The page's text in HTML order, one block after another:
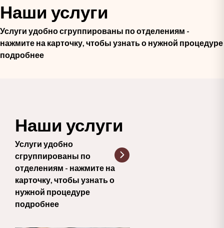
Наши услуги
Услуги удобно сгруппированы по отделениям -
нажмите на карточку, чтобы узнать о нужной процедуре
подробнее
Наши услуги
Услуги удобно
сгруппированы по
отделениям - нажмите на
карточку, чтобы узнать о
нужной процедуре
подробнее